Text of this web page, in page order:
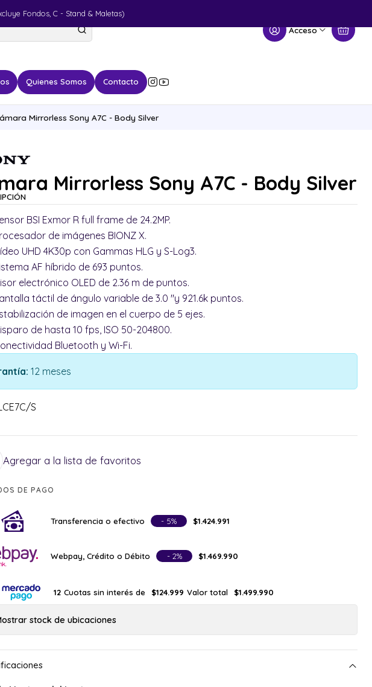
Acceso
Quienes Somos Contacto
Fondos, C - Stand & Maletas)
Mirrorless Sony A7C - Body Silver
Mirrorless Sony A7C - Body Silver
BSI Exmor R full frame de 24.2MP.
de imágenes BIONZ X.
UHD 4K30p con Gammas HLG y S-Log3.
AF híbrido de 693 puntos.
electrónico OLED de 2.36 m de puntos.
táctil de ángulo variable de 3.0 "y 921.6k puntos.
de imagen en el cuerpo de 5 ejes.
de hasta 10 fps, ISO 50-204800.
Bluetooth y Wi-Fi.
12 meses
S
Agregar a la lista de favoritos
DE PAGO
Transferencia o efectivo - 5% $1.424.991
Webpay, Crédito o Débito - 2% $1.469.990
12 Cuotas sin interés de $124.999 Valor total $1.499.990
stock de ubicaciones